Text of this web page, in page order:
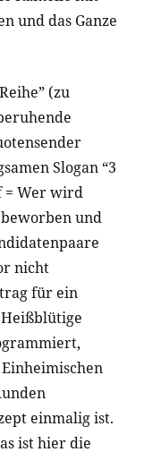
und das Ganze
(zu
Slogan “3
= Wer wird
und
nicht
für ein
einmalig ist.
ist hier die